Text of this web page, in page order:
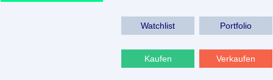
Watchlist Portfolio
Kaufen Verkaufen